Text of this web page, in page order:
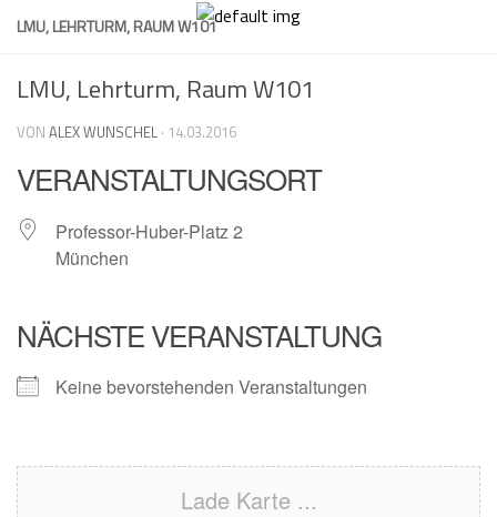
Skip
LMU, LEHRTURM, RAUM W101
LMU, Lehrturm, Raum W101
VON ALEX WUNSCHEL · 14.03.2016
VERANSTALTUNGSORT
Professor-Huber-Platz 2
München
NÄCHSTE VERANSTALTUNG
Keine bevorstehenden Veranstaltungen
Lade Karte ...